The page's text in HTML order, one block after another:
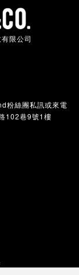
限公司
粉絲團私訊或來電
102巷9號1樓